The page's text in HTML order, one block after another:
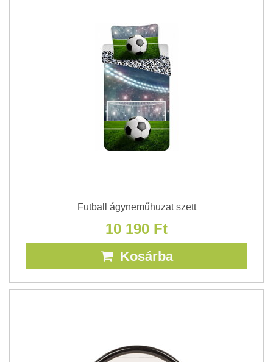
Futball ágyneműhuzat szett
10 190 Ft
Kosárba